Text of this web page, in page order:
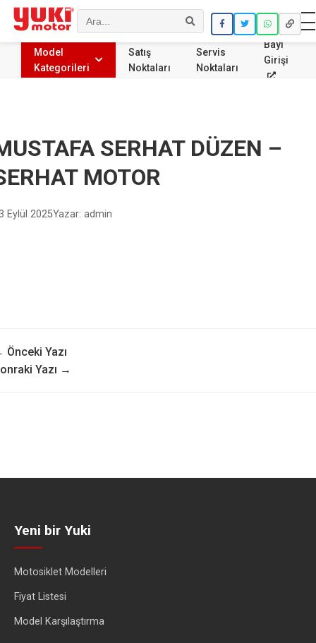
Ara
Model
Kategorileri
Satış
Noktaları
Servis
Noktaları
Bayi
Girişi
SERHAT DÜZEN –
MOTOR
Eylül 2025Yazar: admin
Önceki Yazı
Yazı →
Yeni bir Yuki
Motosiklet Modelleri
Fiyat Listesi
Model Karşılaştırma